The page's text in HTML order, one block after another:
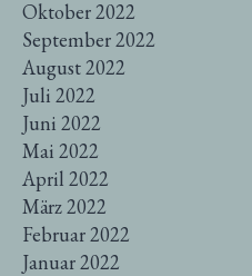
Oktober 2022
September 2022
August 2022
Juli 2022
Juni 2022
Mai 2022
April 2022
März 2022
Februar 2022
Januar 2022